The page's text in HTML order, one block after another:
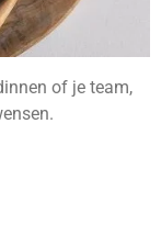
of je team,